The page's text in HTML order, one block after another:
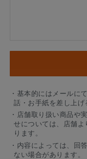
・基本的にはメールに
話・お手紙を差し上げ
・店舗取り扱い商品や
せについては、店舗
ります。
・内容によっては、回
ない場合があります。